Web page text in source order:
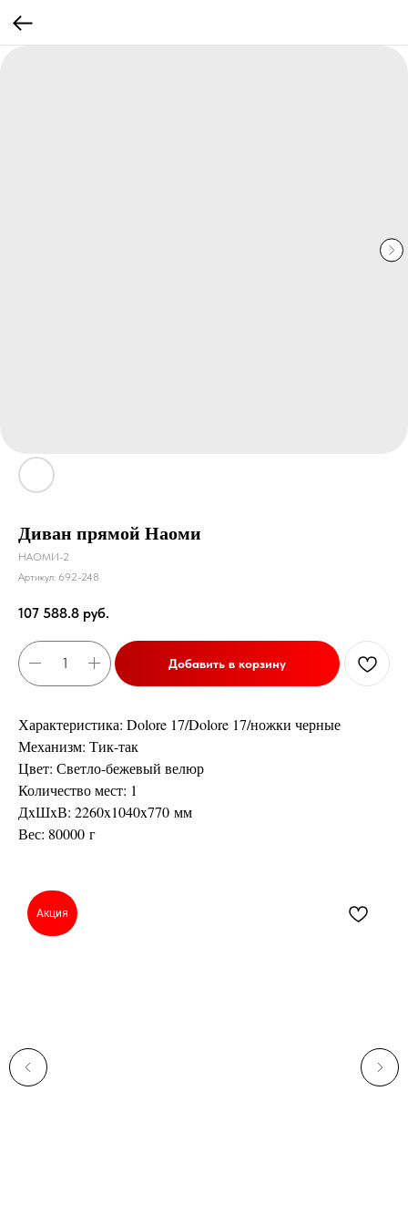
Диван прямой Наоми
НАОМИ-2
Артикул: 692-248
107 588.8 руб.
Добавить в корзину
Характеристика: Dolore 17/Dolore 17/ножки черные
Механизм: Тик-так
Цвет: Светло-бежевый велюр
Количество мест: 1
ДxШxВ: 2260x1040x770 мм
Вес: 80000 г
Акция